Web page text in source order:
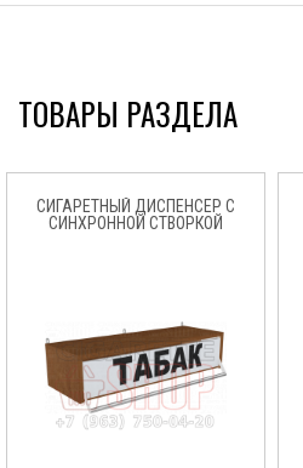
ТОВАРЫ РАЗДЕЛА
СИГАРЕТНЫЙ ДИСПЕНСЕР С
СИНХРОННОЙ СТВОРКОЙ